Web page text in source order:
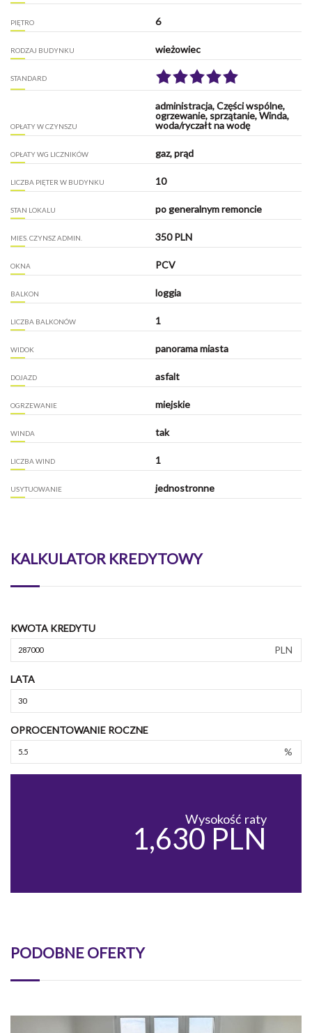
PIĘTRO 6
RODZAJ BUDYNKU wieżowiec
STANDARD
OPŁATY W CZYNSZU
administracja, Części wspólne,
ogrzewanie, sprzątanie, Winda,
woda/ryczałt na wodę
OPŁATY WG LICZNIKÓW gaz, prąd
LICZBA PIĘTER W BUDYNKU 10
STAN LOKALU po generalnym remoncie
MIES. CZYNSZ ADMIN. 350 PLN
OKNA PCV
BALKON loggia
LICZBA BALKONÓW 1
WIDOK panorama miasta
DOJAZD asfalt
OGRZEWANIE miejskie
WINDA tak
LICZBA WIND 1
USYTUOWANIE jednostronne
KALKULATOR KREDYTOWY
KWOTA KREDYTU
PLN
LATA
OPROCENTOWANIE ROCZNE
%
Wysokość raty
1,630 PLN
PODOBNE OFERTY